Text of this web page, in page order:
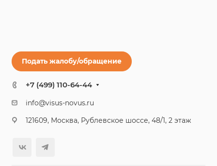
Подать жалобу/обращение
+7 (499) 110-64-44
info@visus-novus.ru
121609, Москва, Рублевское шоссе, 48/1, 2 этаж